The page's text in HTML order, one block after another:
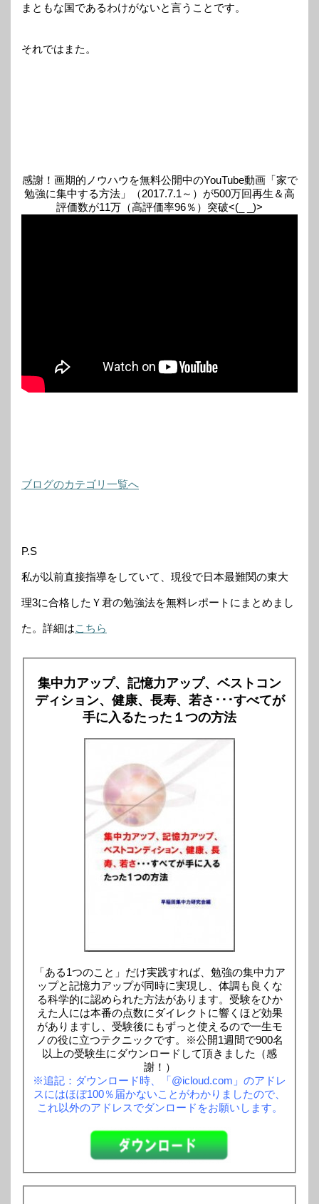
まともな国であるわけがないと言うことです。
それではまた。
感謝！画期的ノウハウを無料公開中のYouTube動画「家で
勉強に集中する方法」（2017.7.1～）が500万回再生＆高
評価数が11万（高評価率96％）突破<(_ _)>
ブログのカテゴリ一覧へ
P.S
私が以前直接指導をしていて、現役で日本最難関の東大
理3に合格したＹ君の勉強法を無料レポートにまとめまし
た。詳細はこちら
集中力アップ、記憶力アップ、ベストコン
ディション、健康、長寿、若さ･･･すべてが
手に入るたった１つの方法
「ある1つのこと」だけ実践すれば、勉強の集中力ア
ップと記憶力アップが同時に実現し、体調も良くな
る科学的に認められた方法があります。受験をひか
えた人には本番の点数にダイレクトに響くほど効果
がありますし、受験後にもずっと使えるので一生モ
ノの役に立つテクニックです。※公開1週間で900名
以上の受験生にダウンロードして頂きました（感
謝！）
※追記：ダウンロード時、「@icloud.com」のアドレ
スにはほぼ100％届かないことがわかりましたので、
これ以外のアドレスでダンロードをお願いします。